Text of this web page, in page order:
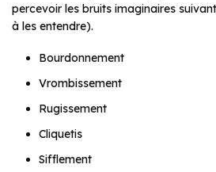
percevoir les bruits imaginaires
à les entendre).
Bourdonnement
Vrombissement
Rugissement
Cliquetis
Sifflement